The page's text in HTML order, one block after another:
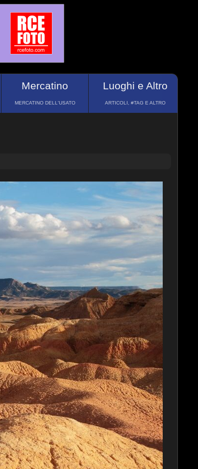
Mercatino
MERCATINO DELL'USATO
Luoghi e Altro
ARTICOLI, #TAG E ALTRO